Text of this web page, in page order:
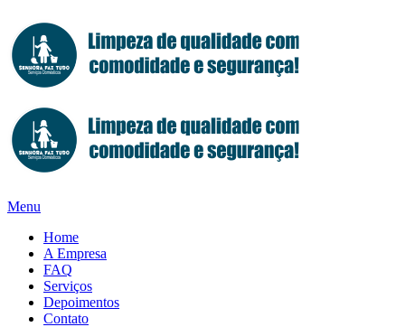
Menu
Home
A Empresa
FAQ
Serviços
Depoimentos
Contato